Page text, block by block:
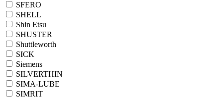
SFERO
SHELL
Shin Etsu
SHUSTER
Shuttleworth
SICK
Siemens
SILVERTHIN
SIMA-LUBE
SIMRIT